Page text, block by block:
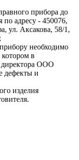
прибора до
по адресу - 450076,
ул. Аксакова, 58/1,
необходимо
в
директора ООО
дефекты и
изделия